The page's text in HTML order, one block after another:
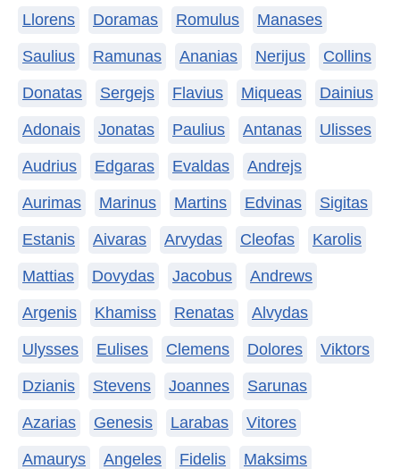
Llorens Doramas Romulus Manases
Saulius Ramunas Ananias Nerijus Collins
Donatas Sergejs Flavius Miqueas Dainius
Adonais Jonatas Paulius Antanas Ulisses
Audrius Edgaras Evaldas Andrejs
Aurimas Marinus Martins Edvinas Sigitas
Estanis Aivaras Arvydas Cleofas Karolis
Mattias Dovydas Jacobus Andrews
Argenis Khamiss Renatas Alvydas
Ulysses Eulises Clemens Dolores Viktors
Dzianis Stevens Joannes Sarunas
Azarias Genesis Larabas Vitores
Amaurys Angeles Fidelis Maksims